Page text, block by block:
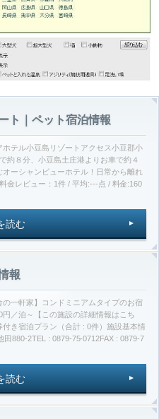
ト｜ペット宿泊情報
テル小豆島リゾートアクセス小豆郡小
約８分、小豆島土庄港よりお車で約４
ーシャンビューホテル！日常から離れ
金レビュー：1件 / 平均:---点 / 料金:160
読む
報
一軒家】コンドミニアムタイプのお宿
／泊～【この施設の詳細情報はこち
き宿泊プラン（合計 : 0件）施設基本情
880-2TEL : 0879-75-0712FAX : 0879-7
読む